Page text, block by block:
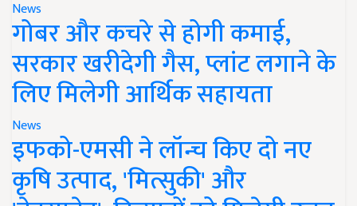
News
गोबर और कचरे से होगी कमाई,
सरकार खरीदेगी गैस, प्लांट लगाने के
लिए मिलेगी आर्थिक सहायता
News
इफको-एमसी ने लॉन्च किए दो नए
कृषि उत्पाद, 'मित्सुकी' और